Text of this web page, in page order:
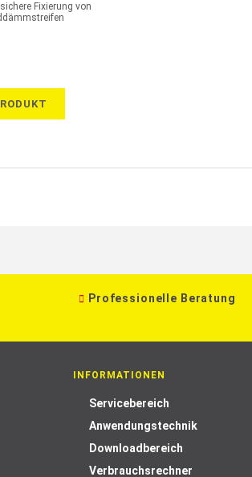
Fixierung von
Professionelle Beratung
INFORMATIONEN
Servicebereich
Anwendungstechnik
Downloadbereich
Verbrauchsrechner